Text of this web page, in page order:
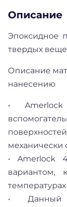
Описание
Эпоксидное
твердых
Описание
нанесению
•
• Amerlock
вариантом,
температурах
• Данный